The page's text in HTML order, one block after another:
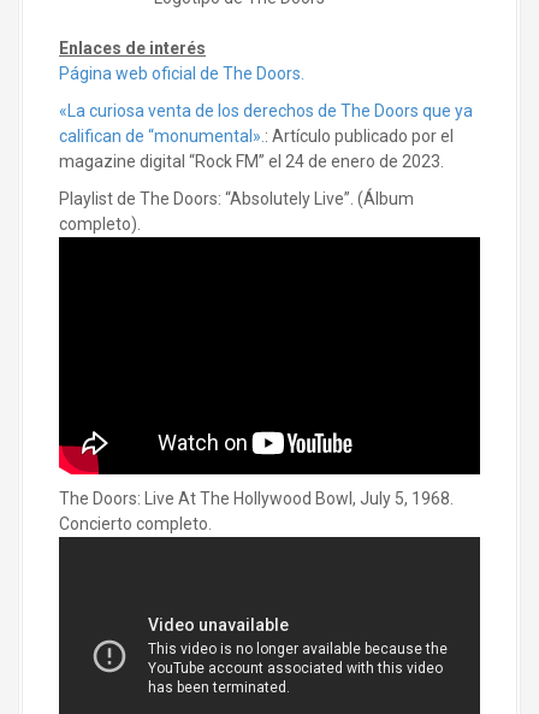
Enlaces de interés
Página web oficial de The Doors.
«La curiosa venta de los derechos de The Doors que ya
califican de “monumental». : Artículo publicado por el
magazine digital “Rock FM” el 24 de enero de 2023.
Playlist de The Doors: “Absolutely Live”. (Álbum
completo).
The Doors: Live At The Hollywood Bowl, July 5, 1968.
Concierto completo.